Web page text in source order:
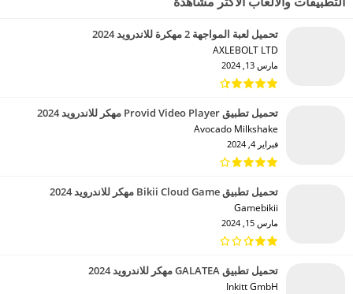
تحميل لعبة المواجهة 2 مهكرة للاندرويد 2024
AXLEBOLT LTD‏
مارس 13, 2024
تحميل تطبيق Provid Video Player مهكر للاندرويد 2024
Avocado Milkshake‏
فبراير 4, 2024
تحميل تطبيق Bikii Cloud Game مهكر للاندرويد 2024
Gamebikii‏
مارس 15, 2024
تحميل تطبيق GALATEA مهكر للاندرويد 2024
Inkitt GmbH‏